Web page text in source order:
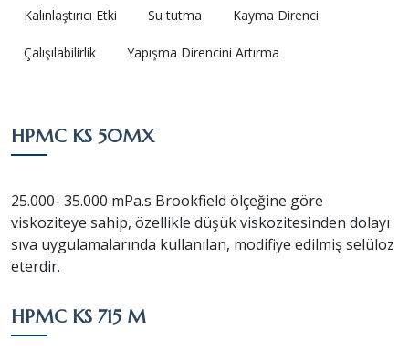
Kalınlaştırıcı Etki Su tutma Kayma Direnci
Çalışılabilirlik Yapışma Direncini Artırma
HPMC KS 50MX
25.000- 35.000 mPa.s Brookfield ölçeğine göre
viskoziteye sahip, özellikle düşük viskozitesinden dolayı
sıva uygulamalarında kullanılan, modifiye edilmiş selüloz
eterdir.
HPMC KS 715 M